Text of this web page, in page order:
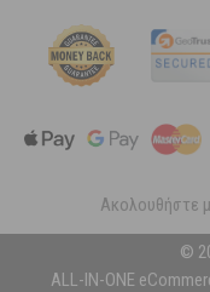
Ακολουθήστε
©
ALL-IN-ONE